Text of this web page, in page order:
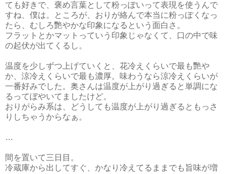
ても好きで、褒め言葉として粉っぽいって表現を使うんで
すね、僕は。ところが、おりが絡んで本当に粉っぽくなっ
たら、むしろ艷やかな印象になるという面白さ。
フラットとかマットっていう印象じゃなくて、口の中で味
の起伏が出てくるし。
温度を少しずつ上げていくと、花冷えくらいで最も艷や
か、涼冷えくらいで最も濃厚。味わうなら涼冷えくらいが
一番好みでした。奥さんは温度が上がり過ぎると単調にな
るってぼやいてましたけど。
おりがらみ系は、どうしても温度が上がり過ぎるともっさ
りしちゃうからなぁ。
…
間を置いて三日目。
冷蔵庫から出してすぐ、かなり冷えてるままでも旨味が増